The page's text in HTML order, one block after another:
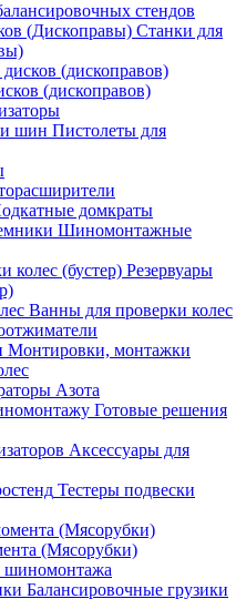
стендов
Станки для
(дископравов)
Пистолеты для
домкраты
Шиномонтажные
Резервуары
Ванны для проверки колес
Монтировки, монтажки
Азота
Готовые решения
Аксессуары для
Тестеры подвески
(Мясорубки)
шиномонтажа
Балансировочные грузики